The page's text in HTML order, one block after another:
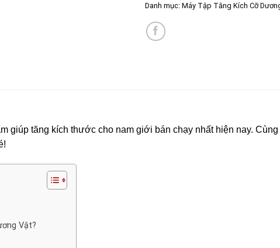
Danh mục: Máy Tập Tăng Kích Cỡ
giúp tăng kích thước cho nam giới bán chạy nhất hiện nay.
Vật?